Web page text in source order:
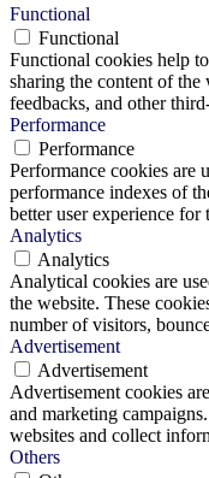
Functional
Functional
Functional cookies help
sharing the content of
feedbacks, and other
Performance
Performance
Performance cookies are
performance indexes of
better user experience for
Analytics
Analytics
Analytical cookies are
the website. These
number of visitors,
Advertisement
Advertisement
Advertisement cookies
and marketing
websites and collect
Others